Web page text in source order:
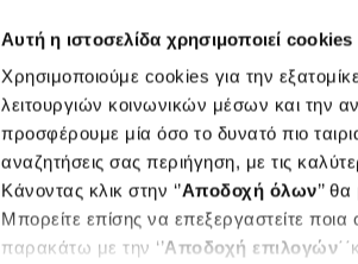
Αυτή η ιστοσελίδα χρησιμοποιεί cookies
Χρησιμοποιούμε cookies για την
λειτουργιών κοινωνικών μέσων και την
προσφέρουμε μία όσο το δυνατό πιο
αναζητήσεις σας περιήγηση, με τις
Κάνοντας κλικ στην ‘’Αποδοχή όλων’’
Μπορείτε επίσης να επεξεργαστείτε
παρακάτω με την ‘’Αποδοχή επιλογών